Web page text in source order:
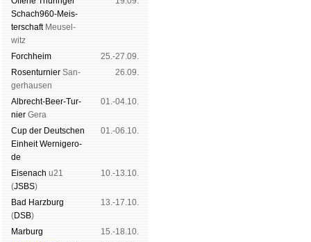
Schach960-Meis­
ter­schaftMeu­sel­
witz
Forch­heim
25.-27.09.
Rosen­tur­nier San­
ger­hau­sen
26.09.
Albrecht-Beer-Tur­
nier Ge­ra
01.-04.10.
Cup der Deut­schen
Ein­heit Wer­ni­ge­ro­
de
01.-06.10.
Eise­nach u21
(JSBS)
10.-13.10.
Bad Harz­burg
(DSB)
13.-17.10.
Mar­burg
15.-18.10.